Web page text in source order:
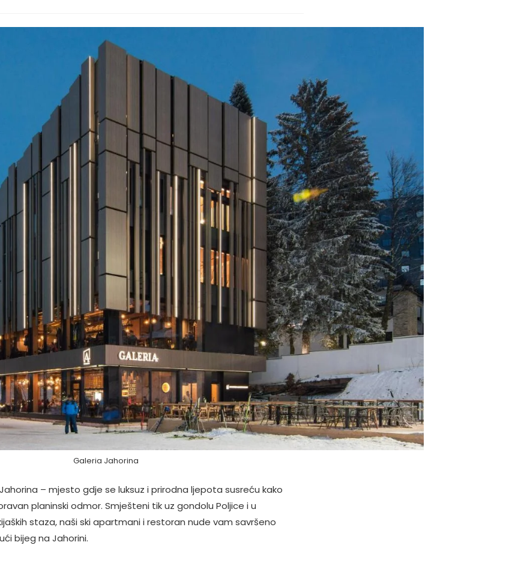
Galeria Jahorina
– mjesto gdje se luksuz i prirodna ljepota susreću kako
planinski odmor. Smješteni tik uz gondolu Poljice i u
staza, naši ski apartmani i restoran nude vam savršeno
bijeg na Jahorini.